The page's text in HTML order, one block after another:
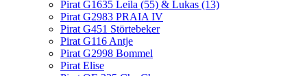
Pirat G1635 Leila (55) & Lukas (13)
Pirat G2983 PRAIA IV
Pirat G451 Störtebeker
Pirat G116 Antje
Pirat G2998 Bommel
Pirat Elise